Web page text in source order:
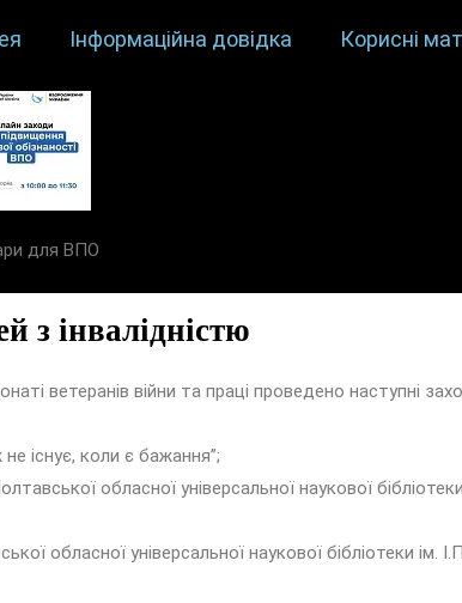
Інформаційна довідка Корисні
для ВПО
з інвалідністю
ветеранів війни та праці проведено наступні
існує, коли є бажання”;
обласної універсальної наукової
обласної універсальної наукової бібліотеки ім.